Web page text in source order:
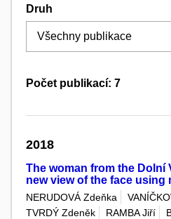
Druh
Počet publikací: 7
2018
The woman from the Dolní
new view of the face
NERUDOVÁ Zdeňka
TVRDÝ Zdeněk
RAMBA Jiří